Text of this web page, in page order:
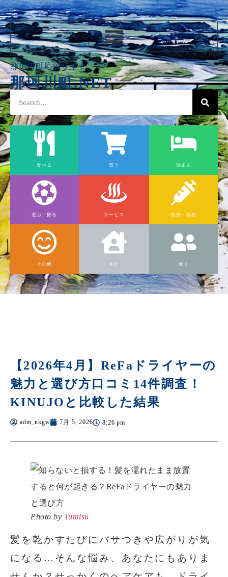
那珂川町応援サイト
那珂川町.NET
食べる 買う 泊まる
遊ぶ・観る サービス 医療・福祉
その他 住む 働く
【2026年4月】ReFaドライヤーの
魅力と選び方口コミ14件調査！
KINUJOと比較した結果
adm_nkgw 7月 5, 2026 8:26 pm
Photo by Tumisu
髪を乾かすたびにパサつきや広がりが気
になる…そんな悩み、あなたにもありま